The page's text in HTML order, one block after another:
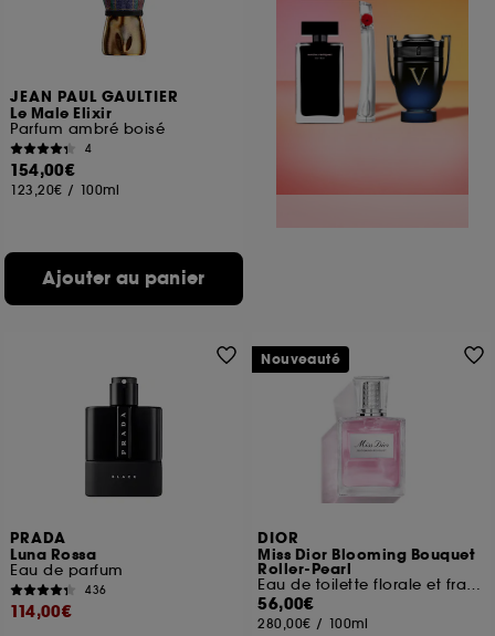
JEAN PAUL GAULTIER
Le Male Elixir
Parfum ambré boisé
4
154,00€
123,20€ / 100ml
Ajouter au panier
PRADA
Luna Rossa
Eau de parfum
436
114,00€
DIOR
Miss Dior Blooming Bouquet
Roller-Pearl
Eau de toilette florale et fraîche
56,00€
280,00€ / 100ml
Nouveauté